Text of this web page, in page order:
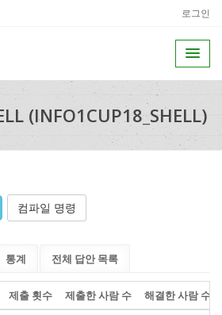
로그인
(INFO1CUP18_SHELL)
컴파일 명령
통계 전체 답안 목록
제출 횟수 제출한 사람 수
해결한 사람 수